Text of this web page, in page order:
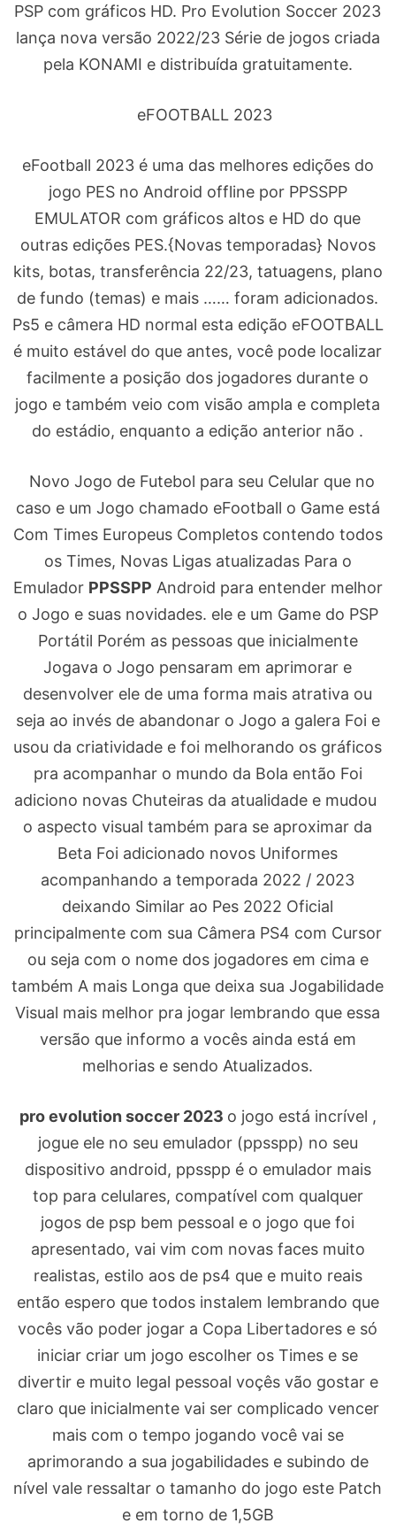
PSP com gráficos HD. Pro Evolution Soccer 2023
lança nova versão 2022/23 Série de jogos criada
pela KONAMI e distribuída gratuitamente.
eFOOTBALL 2023
eFootball 2023 é uma das melhores edições do
jogo PES no Android offline por PPSSPP
EMULATOR com gráficos altos e HD do que
outras edições PES.{Novas temporadas} Novos
kits, botas, transferência 22/23, tatuagens, plano
de fundo (temas) e mais …… foram adicionados.
Ps5 e câmera HD normal esta edição eFOOTBALL
é muito estável do que antes, você pode localizar
facilmente a posição dos jogadores durante o
jogo e também veio com visão ampla e completa
do estádio, enquanto a edição anterior não .
Novo Jogo de Futebol para seu Celular que no
caso e um Jogo chamado eFootball o Game está
Com Times Europeus Completos contendo todos
os Times, Novas Ligas atualizadas Para o
Emulador PPSSPP Android para entender melhor
o Jogo e suas novidades. ele e um Game do PSP
Portátil Porém as pessoas que inicialmente
Jogava o Jogo pensaram em aprimorar e
desenvolver ele de uma forma mais atrativa ou
seja ao invés de abandonar o Jogo a galera Foi e
usou da criatividade e foi melhorando os gráficos
pra acompanhar o mundo da Bola então Foi
adiciono novas Chuteiras da atualidade e mudou
o aspecto visual também para se aproximar da
Beta Foi adicionado novos Uniformes
acompanhando a temporada 2022 / 2023
deixando Similar ao Pes 2022 Oficial
principalmente com sua Câmera PS4 com Cursor
ou seja com o nome dos jogadores em cima e
também A mais Longa que deixa sua Jogabilidade
Visual mais melhor pra jogar lembrando que essa
versão que informo a vocês ainda está em
melhorias e sendo Atualizados.
pro evolution soccer 2023 o jogo está incrível ,
jogue ele no seu emulador (ppsspp) no seu
dispositivo android, ppsspp é o emulador mais
top para celulares, compatível com qualquer
jogos de psp bem pessoal e o jogo que foi
apresentado, vai vim com novas faces muito
realistas, estilo aos de ps4 que e muito reais
então espero que todos instalem lembrando que
vocês vão poder jogar a Copa Libertadores e só
iniciar criar um jogo escolher os Times e se
divertir e muito legal pessoal voçês vão gostar e
claro que inicialmente vai ser complicado vencer
mais com o tempo jogando você vai se
aprimorando a sua jogabilidades e subindo de
nível vale ressaltar o tamanho do jogo este Patch
e em torno de 1,5GB